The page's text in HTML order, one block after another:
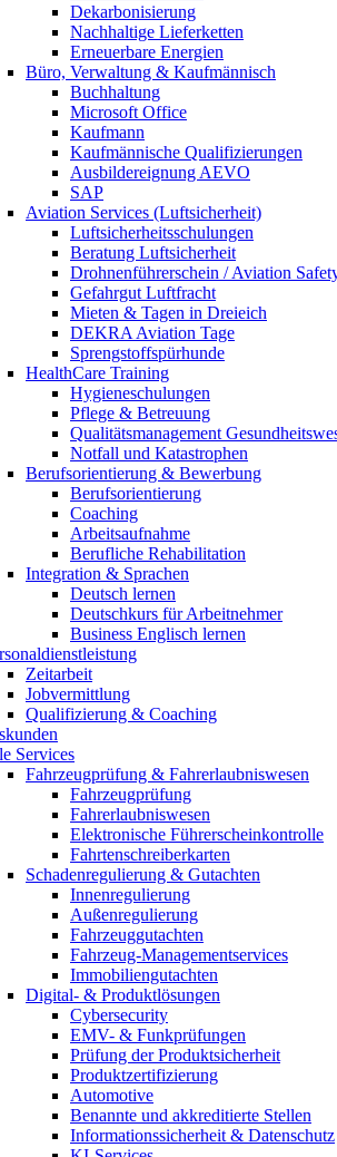
Dekarbonisierung
Nachhaltige Lieferketten
Erneuerbare Energien
Büro, Verwaltung & Kaufmännisch
Buchhaltung
Microsoft Office
Kaufmann
Kaufmännische Qualifizierungen
Ausbildereignung AEVO
SAP
Aviation Services (Luftsicherheit)
Luftsicherheitsschulungen
Beratung Luftsicherheit
Drohnenführerschein / Aviation
Gefahrgut Luftfracht
Mieten & Tagen in Dreieich
DEKRA Aviation Tage
Sprengstoffspürhunde
HealthCare Training
Hygieneschulungen
Pflege & Betreuung
Qualitätsmanagement
Notfall und Katastrophen
Berufsorientierung & Bewerbung
Berufsorientierung
Coaching
Arbeitsaufnahme
Berufliche Rehabilitation
Integration & Sprachen
Deutsch lernen
Deutschkurs für Arbeitnehmer
Business Englisch lernen
Zeitarbeit
Jobvermittlung
Qualifizierung & Coaching
Services
Fahrzeugprüfung & Fahrerlaubniswesen
Fahrzeugprüfung
Fahrerlaubniswesen
Elektronische Führerscheinkontrolle
Fahrtenschreiberkarten
Schadenregulierung & Gutachten
Innenregulierung
Außenregulierung
Fahrzeuggutachten
Fahrzeug-Managementservices
Immobiliengutachten
Digital- & Produktlösungen
Cybersecurity
EMV- & Funkprüfungen
Prüfung der Produktsicherheit
Produktzertifizierung
Automotive
Benannte und akkreditierte Stellen
Informationssicherheit & Datenschutz